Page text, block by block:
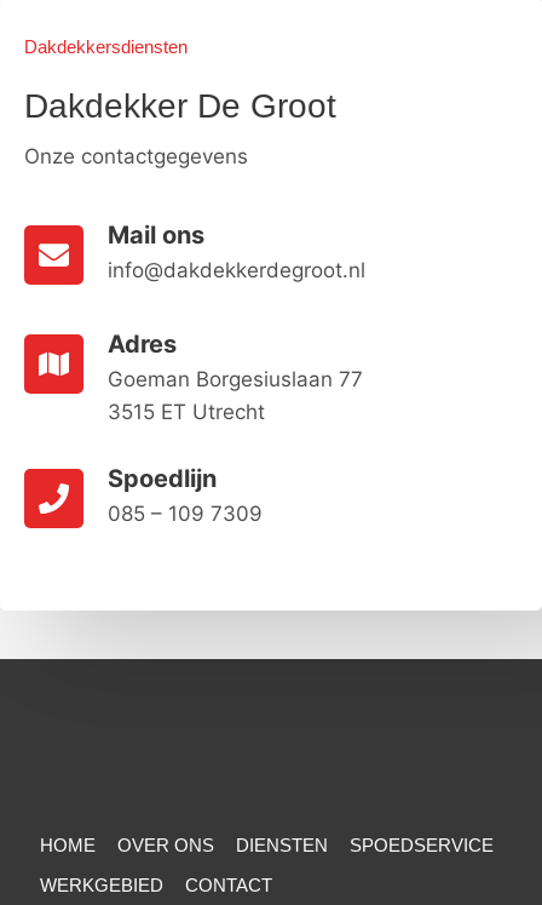
Dakdekkersdiensten
Dakdekker De Groot
Onze contactgegevens
Mail ons
info@dakdekkerdegroot.nl
Adres
Goeman Borgesiuslaan 77
3515 ET Utrecht
Spoedlijn
085 – 109 7309
HOME OVER ONS DIENSTEN
SPOEDSERVICE
WERKGEBIED
CONTACT